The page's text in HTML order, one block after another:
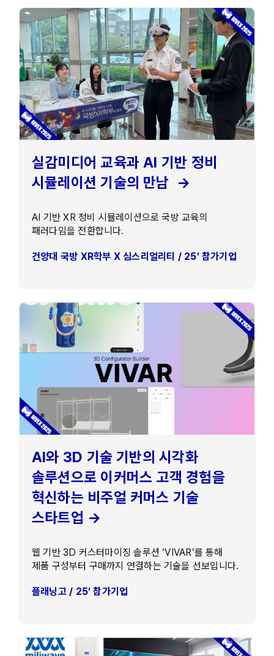
실감미디어 교육과 AI 기반 정비
시뮬레이션 기술의 만남 →
AI 기반 XR 정비 시뮬레이션으로 국방 교육의
패러다임을 전환합니다.
건양대 국방 XR학부 X 심스리얼리티 / 25′ 참가기업
AI와 3D 기술 기반의 시각화
솔루션으로 이커머스 고객 경험을
혁신하는 비주얼 커머스 기술
스타트업 →
웹 기반 3D 커스터마이징 솔루션 ‘VIVAR’를 통해
제품 구성부터 구매까지 연결하는 기술을 선보입니다.
플래닝고 / 25′ 참가기업